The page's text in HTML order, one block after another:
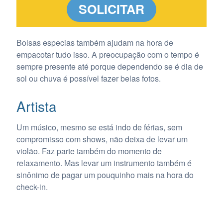
SOLICITAR
Bolsas especias também ajudam na hora de
empacotar tudo isso. A preocupação com o tempo é
sempre presente até porque dependendo se é dia de
sol ou chuva é possível fazer belas fotos.
Artista
Um músico, mesmo se está indo de férias, sem
compromisso com shows, não deixa de levar um
violão. Faz parte também do momento de
relaxamento. Mas levar um instrumento também é
sinônimo de pagar um pouquinho mais na hora do
check-in.